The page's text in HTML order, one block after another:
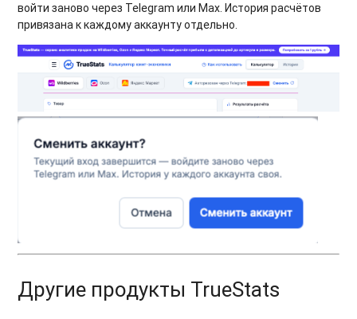
войти заново через Telegram или Max. История расчётов
привязана к каждому аккаунту отдельно.
Другие продукты TrueStats